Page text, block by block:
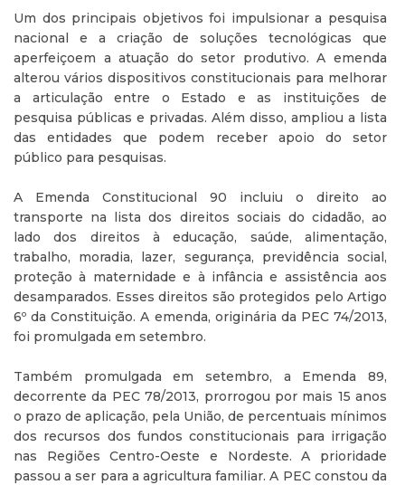
Um dos principais objetivos foi impulsionar a pesquisa
nacional e a criação de soluções tecnológicas que
aperfeiçoem a atuação do setor produtivo. A emenda
alterou vários dispositivos constitucionais para melhorar
a articulação entre o Estado e as instituições de
pesquisa públicas e privadas. Além disso, ampliou a lista
das entidades que podem receber apoio do setor
público para pesquisas.
A Emenda Constitucional 90 incluiu o direito ao
transporte na lista dos direitos sociais do cidadão, ao
lado dos direitos à educação, saúde, alimentação,
trabalho, moradia, lazer, segurança, previdência social,
proteção à maternidade e à infância e assistência aos
desamparados. Esses direitos são protegidos pelo Artigo
6º da Constituição. A emenda, originária da PEC 74/2013,
foi promulgada em setembro.
Também promulgada em setembro, a Emenda 89,
decorrente da PEC 78/2013, prorrogou por mais 15 anos
o prazo de aplicação, pela União, de percentuais mínimos
dos recursos dos fundos constitucionais para irrigação
nas Regiões Centro-Oeste e Nordeste. A prioridade
passou a ser para a agricultura familiar. A PEC constou da